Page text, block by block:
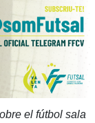
el fútbol sala